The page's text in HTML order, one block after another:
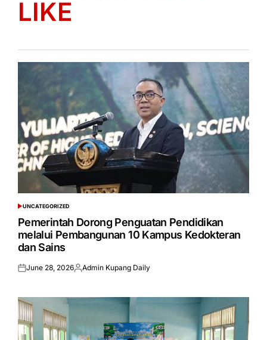
LIKE
POSTED
IN
UNCATEGORIZED
Pemerintah Dorong Penguatan Pendidikan
melalui Pembangunan 10 Kampus Kedokteran
dan Sains
Posted
June 28, 2026Posted
Admin Kupang Daily